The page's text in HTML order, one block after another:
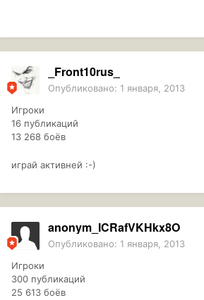
_Front10rus_
Опубликовано: 1 января, 2013
Игроки
16 публикаций
13 268 боёв
играй активней :-)
anonym_ICRafVKHkx8O
Опубликовано: 1 января, 2013
Игроки
300 публикаций
25 613 боёв